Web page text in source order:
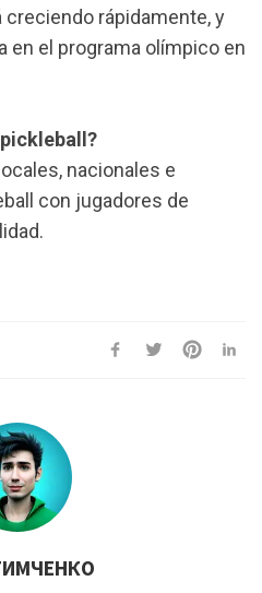
rápidamente, y
en el programa olímpico en
nacionales e
con jugadores de